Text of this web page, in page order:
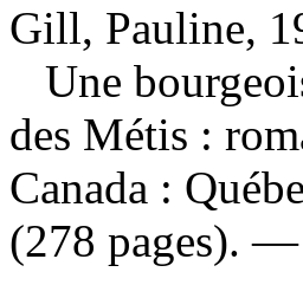
Gill, Pauline,
Une
des Métis :
Canada :
(278 pages).